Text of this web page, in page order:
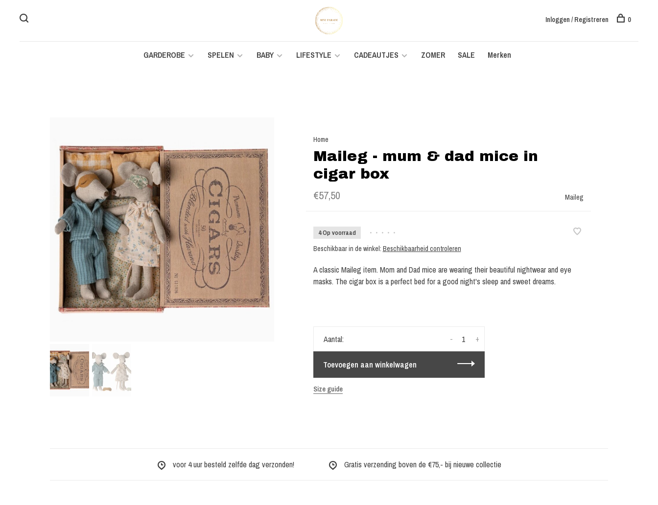
GARDEROBE SPELEN BABY LIFESTYLE CADEAUTJES ZOMER SALE Merken
Inloggen / Registreren 0
Home
Maileg - mum & dad mice in
cigar box
€57,50 Maileg
4 Op voorraad • • • • •
Beschikbaar in de winkel: Beschikbaarheid controleren
A classic Maileg item. Mom and Dad mice are wearing their beautiful nightwear and eye
masks. The cigar box is a perfect bed for a good night's sleep and sweet dreams.
Aantal: +
-
Toevoegen aan winkelwagen
Size guide
voor 4 uur besteld zelfde dag verzonden! Gratis verzending boven de €75,- bij nieuwe collectie